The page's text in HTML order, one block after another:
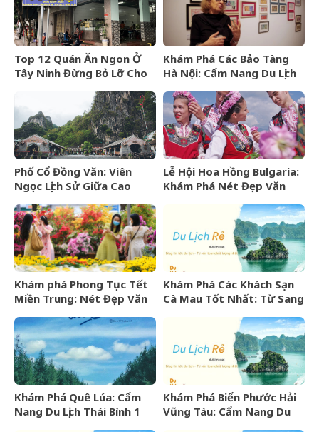
Top 12 Quán Ăn Ngon Ở
Tây Ninh Đừng Bỏ Lỡ Cho
Khám Phá Các Bảo Tàng
Hà Nội: Cẩm Nang Du Lịch
Phố Cổ Đồng Văn: Viên
Ngọc Lịch Sử Giữa Cao
Lễ Hội Hoa Hồng Bulgaria:
Khám Phá Nét Đẹp Văn
Khám phá Phong Tục Tết
Miền Trung: Nét Đẹp Văn
Khám Phá Các Khách Sạn
Cà Mau Tốt Nhất: Từ Sang
Khám Phá Quê Lúa: Cẩm
Nang Du Lịch Thái Bình 1
Khám Phá Biển Phước Hải
Vũng Tàu: Cẩm Nang Du